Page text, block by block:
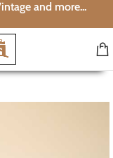
and more...